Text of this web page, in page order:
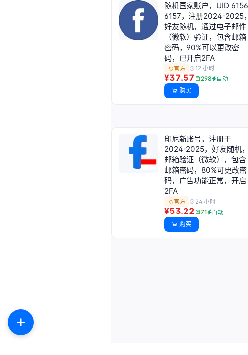
随机国家账户，UID 6156
6157，注册2024-2025，
好友随机，通过电子邮件
（微软）验证，包含邮箱
密码，90%可以更改密
码，已开启2FA
官方 12 小时
¥37.57 298 自动
购买
印尼新账号，注册于
2024-2025，好友随机，
邮箱验证（微软），包含
邮箱密码，80%可更改密
码，广告功能正常，开启
2FA
官方 24 小时
¥53.22 71 自动
购买